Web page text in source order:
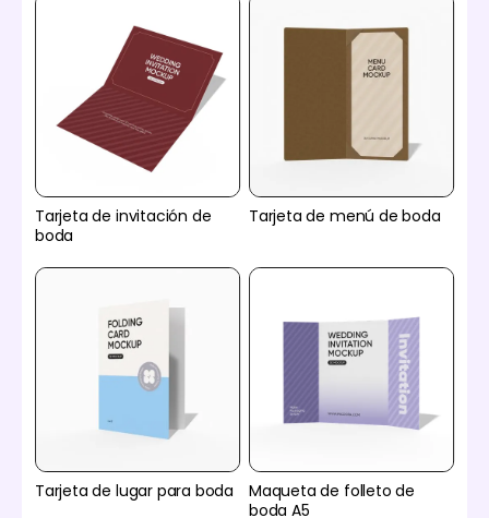
Tarjeta de invitación de
boda
Tarjeta de menú de boda
Tarjeta de lugar para boda
Maqueta de folleto de
boda A5